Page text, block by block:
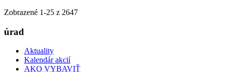
Zobrazené 1-25 z 2647
úrad
Aktuality
Kalendár akcií
AKO VYBAVIŤ